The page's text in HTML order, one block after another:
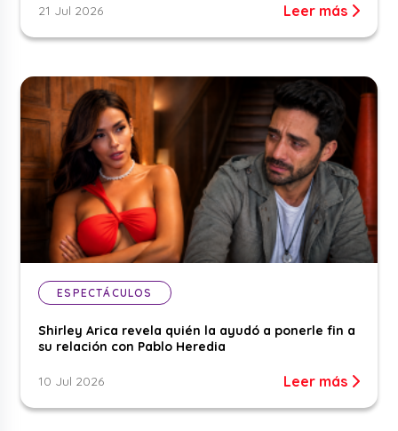
21 Jul 2026 Leer más
ESPECTÁCULOS
Shirley Arica revela quién la ayudó a ponerle fin a
su relación con Pablo Heredia
10 Jul 2026 Leer más